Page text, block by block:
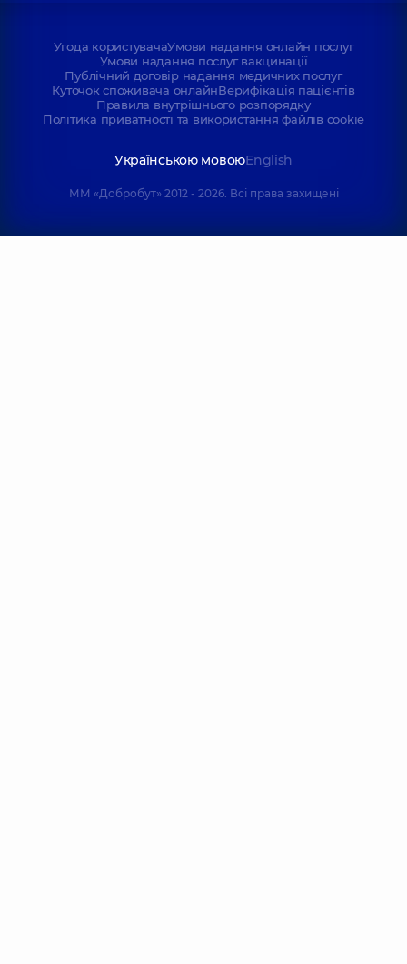
Угода користувачаУмови надання онлайн послуг
Умови надання послуг вакцинації
Публічний договір надання медичних послуг
Куточок споживача онлайнВерифікація пацієнтів
Правила внутрішнього розпорядку
Політика приватності та використання файлів cookie
Українською мовоюEnglish
ММ «Добробут» 2012 - 2026. Всі права захищені